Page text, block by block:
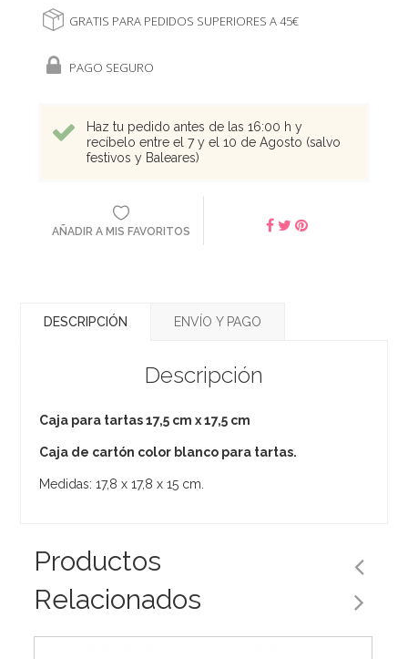
GRATIS PARA PEDIDOS SUPERIORES A 45€
PAGO SEGURO
Haz tu pedido antes de las 16:00 h y
recíbelo entre el 7 y el 10 de Agosto (salvo
festivos y Baleares)
AÑADIR A MIS FAVORITOS
DESCRIPCIÓN ENVÍO Y PAGO
Descripción
Caja para tartas 17,5 cm x 17,5 cm
Caja de cartón color blanco para tartas.
Medidas: 17,8 x 17,8 x 15 cm.
Productos
Relacionados